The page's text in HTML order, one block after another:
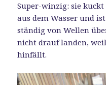
Super-winzig: sie
aus dem Wasser und
ständig von Wellen
nicht drauf landen,
hinfällt.